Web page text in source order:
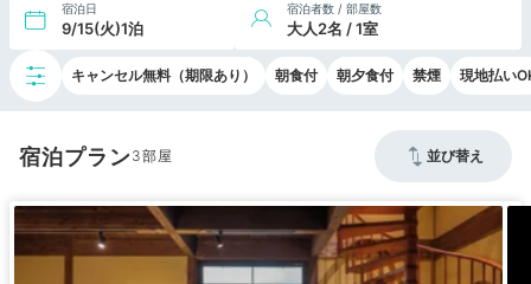
宿泊日
9/15(火)1泊
宿泊者数 / 部屋数
大人2名 / 1室
キャンセル無料（期限あり） 朝食付 朝夕食付 禁煙 現地払い
宿泊プラン3 並び替え